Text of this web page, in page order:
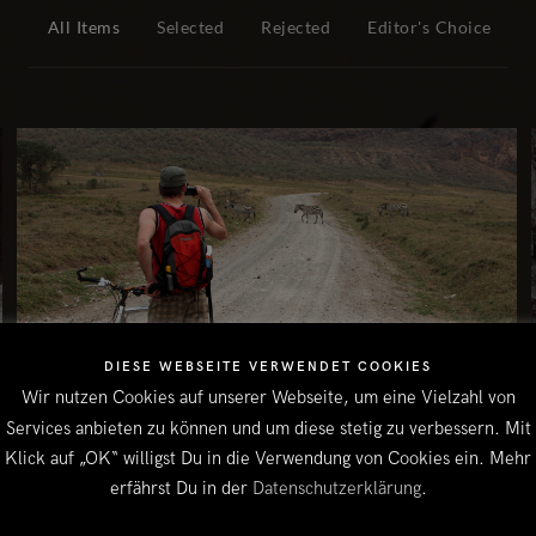
All Items Selected Rejected Editor's Choice
#957
DIESE WEBSEITE VERWENDET COOKIES
Wir nutzen Cookies auf unserer Webseite, um eine Vielzahl von
Services anbieten zu können und um diese stetig zu verbessern. Mit
Klick auf „OK“ willigst Du in die Verwendung von Cookies ein. Mehr
erfährst Du in der Datenschutzerklärung.